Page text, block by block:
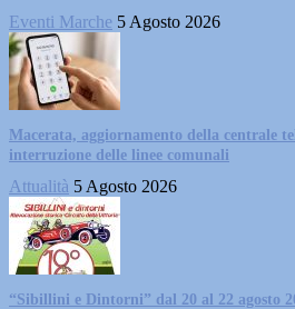
Eventi Marche 5 Agosto 2026
Macerata, aggiornamento della centrale
interruzione delle linee comunali
Attualità 5 Agosto 2026
“Sibillini e Dintorni” dal 20 al 22 agosto